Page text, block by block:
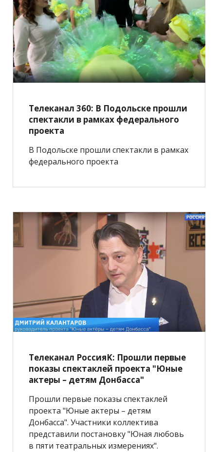
Телеканал 360: В Подольске прошли
спектакли в рамках федерального
проекта
В Подольске прошли спектакли в рамках
федерального проекта
Телеканал РоссияK: Прошли первые
показы спектаклей проекта "Юные
актеры – детям Донбасса"
Прошли первые показы спектаклей
проекта "Юные актеры – детям
Донбасса". Участники коллектива
представили постановку "Юная любовь
в пяти театральных измерениях".